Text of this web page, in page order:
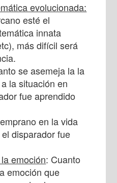
evolucionada:
esté el
innata
más difícil será
se asemeja la la
la situación en
fue aprendido
en la vida
disparador fue
emoción: Cuanto
emoción que